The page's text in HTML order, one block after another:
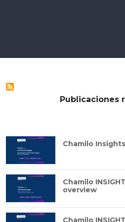
Publicaciones
Chamilo
Chamilo
overview
Chamilo